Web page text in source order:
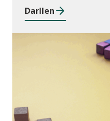
Darllen